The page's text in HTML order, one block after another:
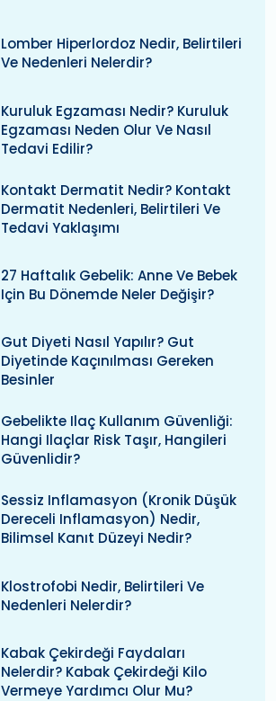
Lomber Hiperlordoz Nedir, Belirtileri
Ve Nedenleri Nelerdir?
Kuruluk Egzaması Nedir? Kuruluk
Egzaması Neden Olur Ve Nasıl
Tedavi Edilir?
Kontakt Dermatit Nedir? Kontakt
Dermatit Nedenleri, Belirtileri Ve
Tedavi Yaklaşımı
27 Haftalık Gebelik: Anne Ve Bebek
Için Bu Dönemde Neler Değişir?
Gut Diyeti Nasıl Yapılır? Gut
Diyetinde Kaçınılması Gereken
Besinler
Gebelikte Ilaç Kullanım Güvenliği:
Hangi Ilaçlar Risk Taşır, Hangileri
Güvenlidir?
Sessiz Inflamasyon (kronik Düşük
Dereceli Inflamasyon) Nedir,
Bilimsel Kanıt Düzeyi Nedir?
Klostrofobi Nedir, Belirtileri Ve
Nedenleri Nelerdir?
Kabak Çekirdeği Faydaları
Nelerdir? Kabak Çekirdeği Kilo
Vermeye Yardımcı Olur Mu?